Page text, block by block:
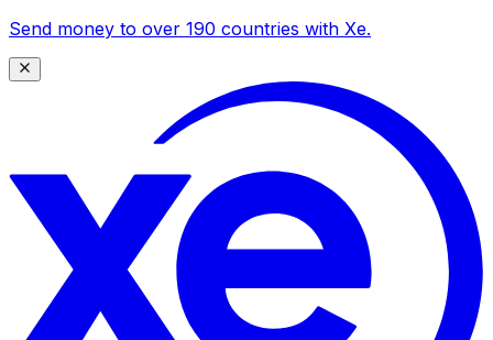
Send money to over 190 countries with Xe.